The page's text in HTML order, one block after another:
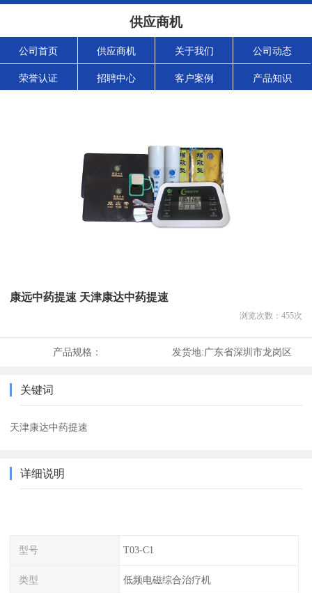
供应商机
公司首页 供应商机 关于我们 公司动态
荣誉认证 招聘中心 客户案例 产品知识
康远中药提速 天津康达中药提速
浏览次数： 455次
产品规格： 发货地:广东省深圳市龙岗区
关键词
天津康达中药提速
详细说明
型号 T03-C1
类型 低频电磁综合治疗机